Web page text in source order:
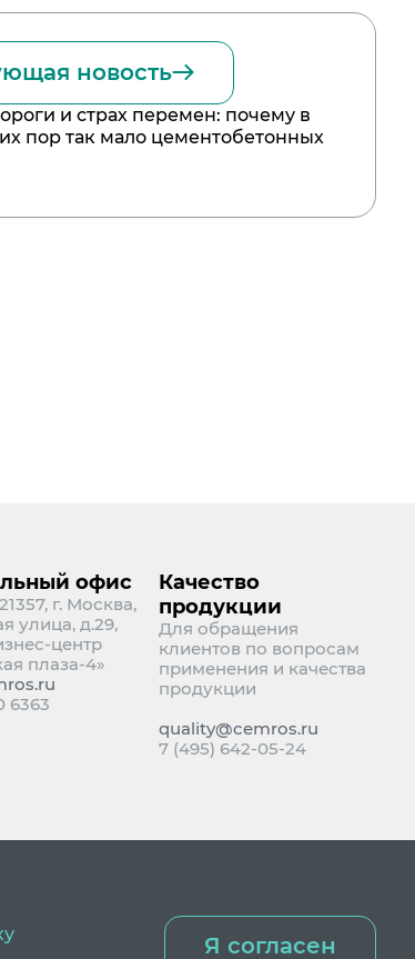
новость
и страх перемен: почему в
пор так мало цементобетонных
офис
г. Москва,
улица, д.29,
центр
плаза-4»
6363
Качество
продукции
Для обращения
клиентов по вопросам
применения и качества
продукции
quality@cemros.ru
7 (495) 642-05-24
Я согласен